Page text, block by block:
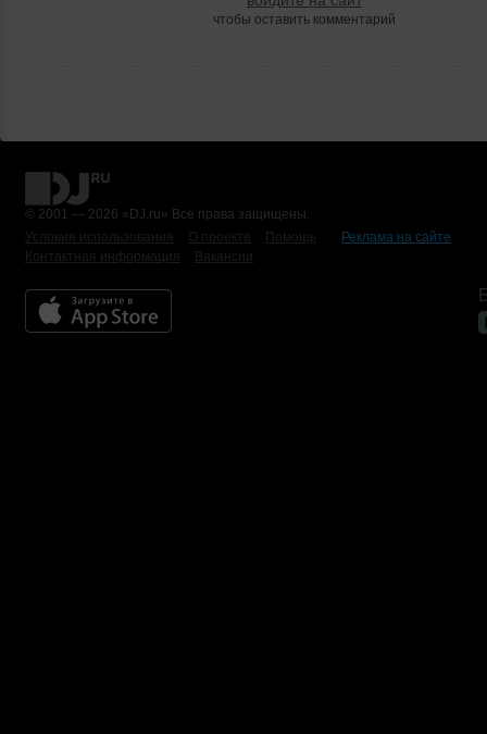
чтобы оставить комментарий
© 2001 — 2026 «DJ.ru» Все права защищены.
Условия использования
О проекте Помощь
Реклама на сайте
Контактная информация
Вакансии